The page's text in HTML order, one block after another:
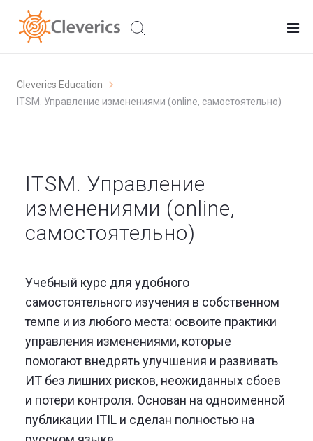
Cleverics Education
ITSM. Управление изменениями (online, самостоятельно)
ITSM. Управление
изменениями (online,
самостоятельно)
Учебный курс для удобного
самостоятельного изучения в собственном
темпе и из любого места: освоите практики
управления изменениями, которые
помогают внедрять улучшения и развивать
ИТ без лишних рисков, неожиданных сбоев
и потери контроля. Основан на одноименной
публикации ITIL и сделан полностью на